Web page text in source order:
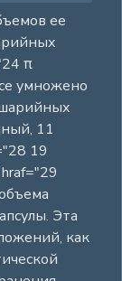
ее
π
умножено
11
19
Эта
как